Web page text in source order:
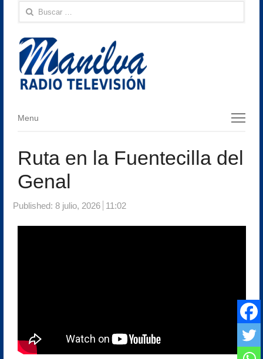
Buscar:
Menu
Menu
Ruta en la Fuentecilla del
Genal
Published: 8 julio, 2026 11:02